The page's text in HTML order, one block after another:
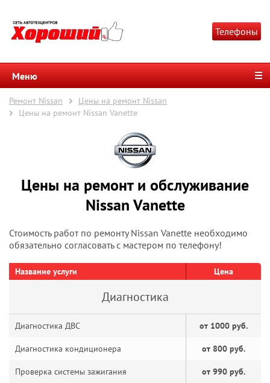
Телефоны
Меню
Ремонт Nissan
Цены на ремонт Nissan
Цены на ремонт Nissan Vanette
Цены на ремонт и обслуживание
Nissan Vanette
Стоимость работ по ремонту Nissan Vanette необходимо
обязательно согласовать с мастером по телефону!
Название услуги Цена
Диагностика
Диагностика ДВС от 1000 руб.
Диагностика кондиционера от 800 руб.
Проверка системы зажигания от 990 руб.